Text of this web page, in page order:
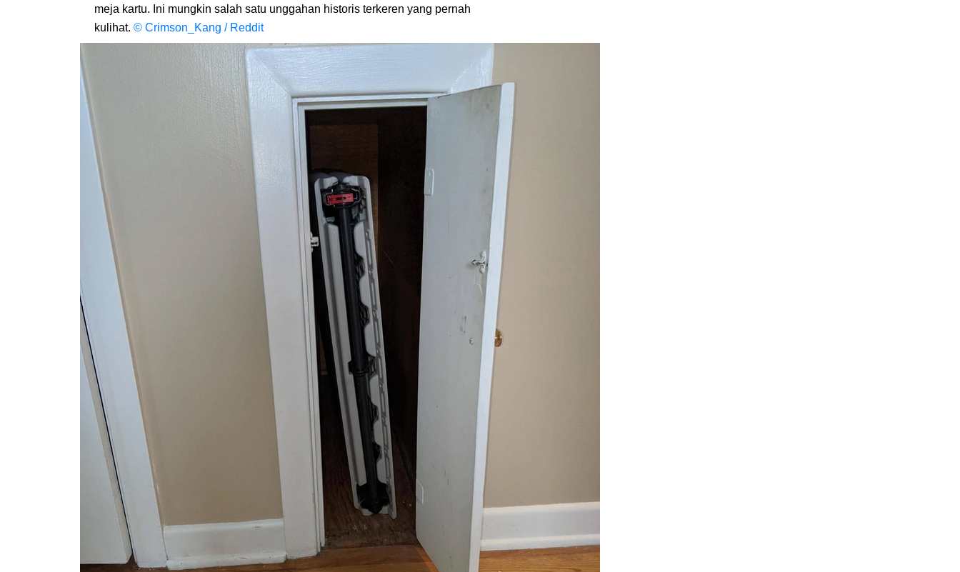
meja kartu. Ini mungkin salah satu unggahan historis terkeren yang pernah
kulihat. © Crimson_Kang / Reddit